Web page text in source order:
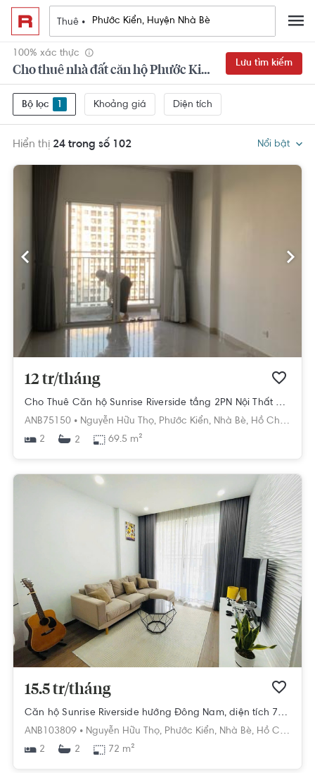
Thuê •
100% xác thực
Cho thuê nhà đất căn hộ Phước Kiển, Huyện Nhà Bè 2 phòng ngủ
Lưu tìm kiếm
Bộ lọc 1 Khoảng giá Diện tích
Hiển thị 24 trong số 102 Nổi bật
12 tr/tháng
Cho Thuê Căn hộ Sunrise Riverside tầng 2PN Nội Thất Cơ Bản
ANB75150 • Nguyễn Hữu Thọ, Phước Kiển, Nhà Bè, Hồ Chí Minh
2
2 69.5 m²
15.5 tr/tháng
Căn hộ Sunrise Riverside hướng Đông Nam, diện tích 72 m²
ANB103809 • Nguyễn Hữu Thọ, Phước Kiển, Nhà Bè, Hồ Chí Minh
2
2 72 m²